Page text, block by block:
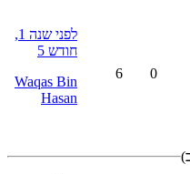
0
6
לפני שנה 1,
חודש 5
Waqas Bin
Hasan